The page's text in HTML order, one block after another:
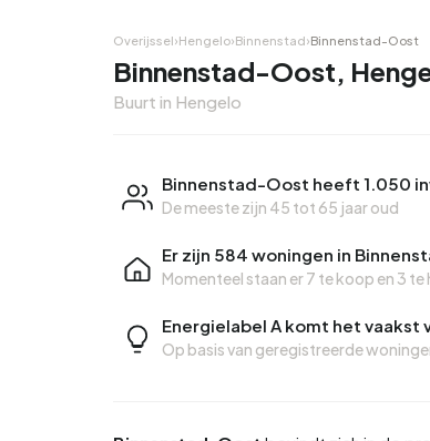
Overijssel›Hengelo›Binnenstad›Binnenstad-Oost
Binnenstad-Oost,
Buurt in Hengelo
Binnenstad-Oost heeft 1.050
De meeste zijn 45 tot 65 jaar oud
Er zijn 584 woningen in
Momenteel staan er7 te koop en 3 te
Energielabel A komt het
Op basis van geregistreerde